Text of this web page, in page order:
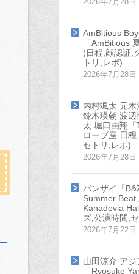
AmBitious
「AmBitious
(日程,顔認証,
トリ,レポ)
2026年7月28日
内村颯太 元
鈴木瑛朝 渡辺
太 堀口由翔
ローブ座 日程
セトリ,レポ)
2026年7月28日
バンザイ「
Summer
Kanadevia
ズ,公演時間,
2026年7月22日
山田涼介 アジ
「Ryosuke